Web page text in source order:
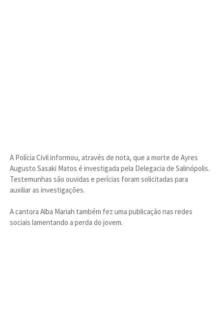
A Polícia Civil informou, através de nota, que a morte de Ayres
Augusto Sasaki Matos é investigada pela Delegacia de Salinópolis.
Testemunhas são ouvidas e perícias foram solicitadas para
auxiliar as investigações.
A cantora Alba Mariah também fez uma publicação nas redes
sociais lamentando a perda do jovem.